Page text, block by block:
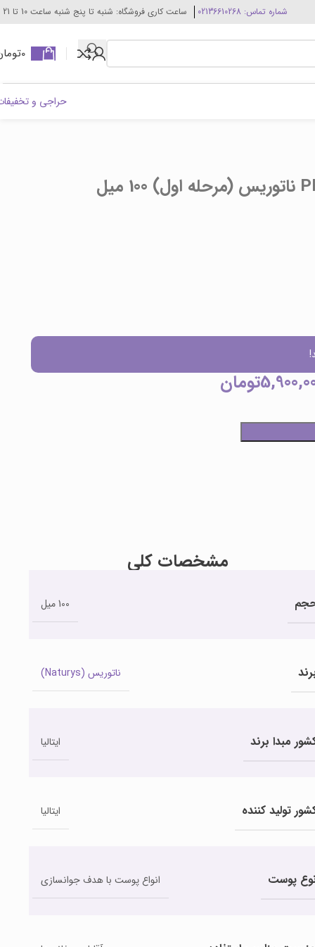
شماره تماس: 02136610268 ساعت کاری فروشگاه: شنبه تا پنج شنبه ساعت 10 تا 21
0
حراجی و
تومان
مشخصات کلی
100 میل
ناتوریس (Naturys)
مبدا برند ایتالیا
تولید کننده ایتالیا
پوست انواع پوست با هدف جوانسازی